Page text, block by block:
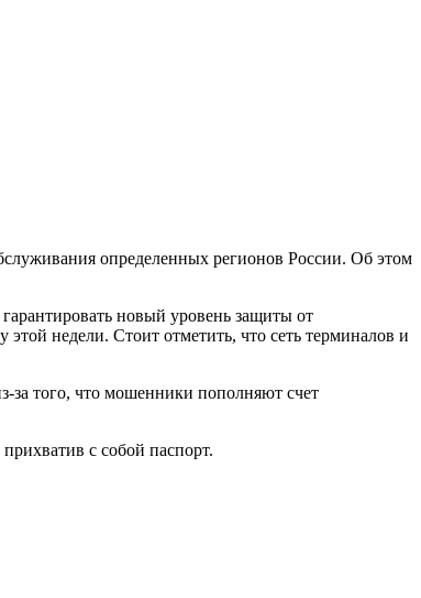
определенных регионов России. Об этом
новый уровень защиты от
недели. Стоит отметить, что сеть терминалов и
за того, что мошенники пополняют счет
с собой паспорт.